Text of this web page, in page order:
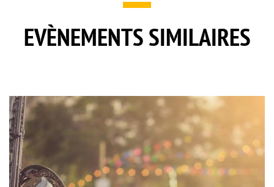
EVÈNEMENTS SIMILAIRES